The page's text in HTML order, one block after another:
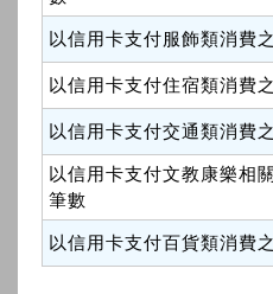
以信用卡支付服飾類消費
以信用卡支付住宿類消費
以信用卡支付交通類消費
以信用卡支付文教康樂相
筆數
以信用卡支付百貨類消費